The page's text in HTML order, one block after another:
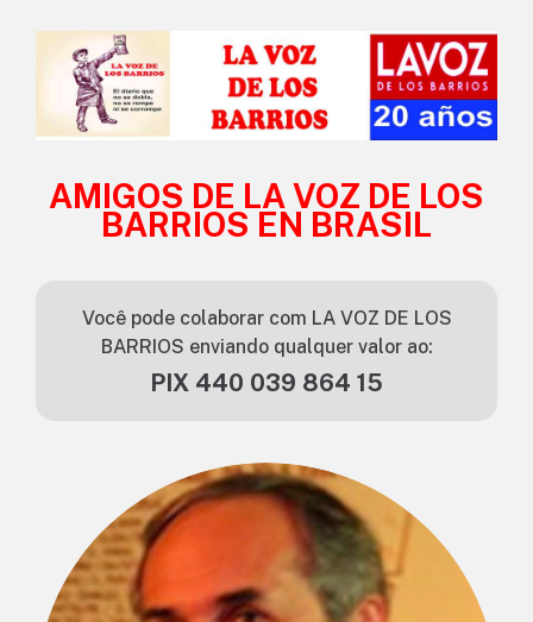
AMIGOS DE LA VOZ DE LOS
BARRIOS EN BRASIL
Você pode colaborar com LA VOZ DE LOS
BARRIOS enviando qualquer valor ao:
PIX 440 039 864 15